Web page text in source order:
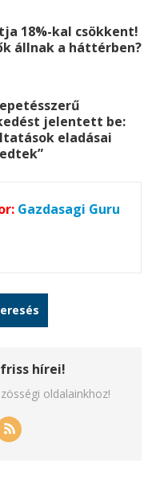
18%-kal csökkent!
állnak a háttérben?
jelentett be:
eladásai
Gazdasagi Guru
hírei!
oldalainkhoz!